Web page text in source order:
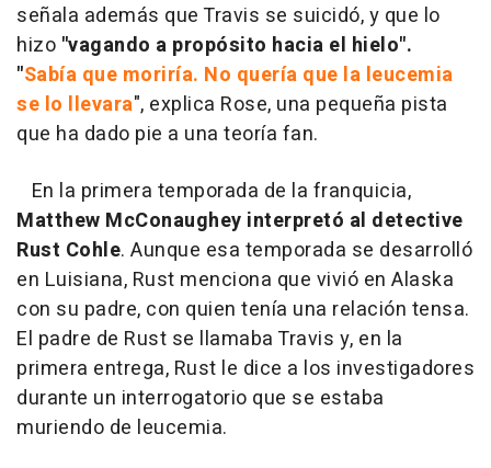
señala además que Travis se suicidó, y que lo
hizo "vagando a propósito hacia el hielo".
"Sabía que moriría. No quería que la leucemia
se lo llevara", explica Rose, una pequeña pista
que ha dado pie a una teoría fan.
En la primera temporada de la franquicia,
Matthew McConaughey interpretó al detective
Rust Cohle. Aunque esa temporada se desarrolló
en Luisiana, Rust menciona que vivió en Alaska
con su padre, con quien tenía una relación tensa.
El padre de Rust se llamaba Travis y, en la
primera entrega, Rust le dice a los investigadores
durante un interrogatorio que se estaba
muriendo de leucemia.